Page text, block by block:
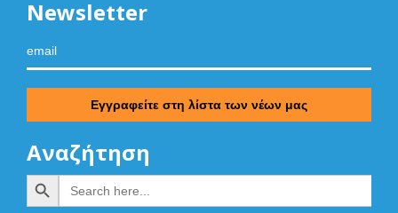
Newsletter
Αναζήτηση
Search
for:
Search Button